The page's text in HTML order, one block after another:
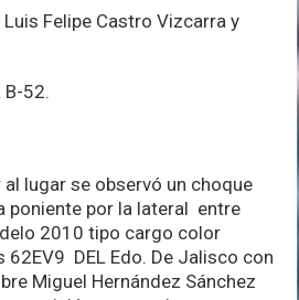
Luis Felipe Castro Vizcarra y
B-52.
al lugar se observó un choque
poniente por la lateral entre
2010 tipo cargo color
62EV9 DEL Edo. De Jalisco con
Miguel Hernández Sánchez